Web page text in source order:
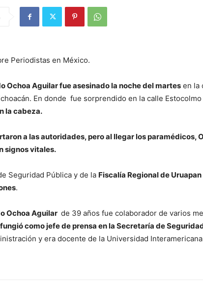
Periodistas en México.
Ochoa Aguilar fue asesinado la noche del martes en la
En donde fue sorprendido en la calle
la cabeza.
a las autoridades, pero al llegar los paramédicos,
signos vitales.
Seguridad Pública y de la Fiscalía Regional de Uruapan
.
Ochoa Aguilar de 39 años fue colaborador de varios
fungió como jefe de prensa en la Secretaría de
y era docente de la Universidad